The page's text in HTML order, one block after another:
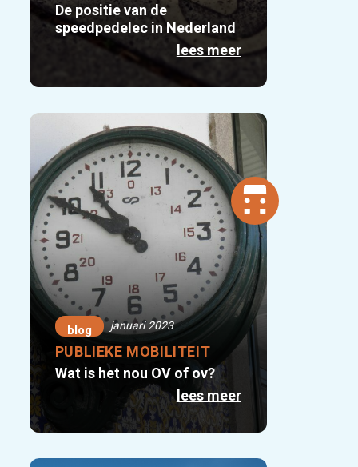
De positie van de
speedpedelec in Nederland
lees meer
blog januari 2023
PUBLIEKE MOBILITEIT
Wat is het nou OV of ov?
lees meer